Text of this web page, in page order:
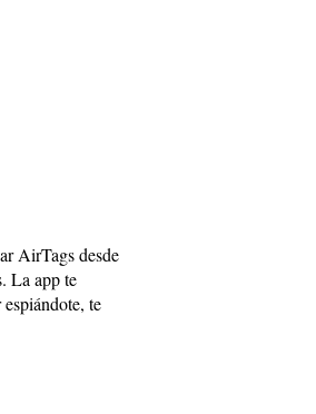
AirTags desde
La app te
te